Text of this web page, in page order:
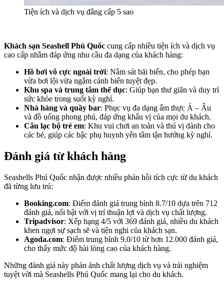
Tiện ích và dịch vụ đẳng cấp 5 sao
Khách sạn Seashell Phú Quốc cung cấp nhiều tiện ích và dịch vụ
cao cấp nhằm đáp ứng nhu cầu đa dạng của khách hàng:
Hồ bơi vô cực ngoài trời: Nằm sát bãi biển, cho phép bạn
vừa bơi lội vừa ngắm cảnh biển tuyệt đẹp.
Khu spa và trung tâm thể dục: Giúp bạn thư giãn và duy trì
sức khỏe trong suốt kỳ nghỉ.
Nhà hàng và quầy bar: Phục vụ đa dạng ẩm thực Á – Âu
và đồ uống phong phú, đáp ứng khẩu vị của mọi du khách.
Câu lạc bộ trẻ em: Khu vui chơi an toàn và thú vị dành cho
các bé, giúp các bậc phụ huynh yên tâm tận hưởng kỳ nghỉ.
Đánh giá từ khách hàng
Seashells Phú Quốc nhận được nhiều phản hồi tích cực từ du khách
đã từng lưu trú:
Booking.com: Điểm đánh giá trung bình 8.7/10 dựa trên 712
đánh giá, nổi bật với vị trí thuận lợi và dịch vụ chất lượng.
Tripadvisor: Xếp hạng 4/5 với 369 đánh giá, nhiều du khách
khen ngợi sự sạch sẽ và tiện nghi của khách sạn.
Agoda.com: Điểm trung bình 9.0/10 từ hơn 12.000 đánh giá,
cho thấy mức độ hài lòng cao của khách hàng.
Những đánh giá này phản ánh chất lượng dịch vụ và trải nghiệm
tuyệt vời mà Seashells Phú Quốc mang lại cho du khách.